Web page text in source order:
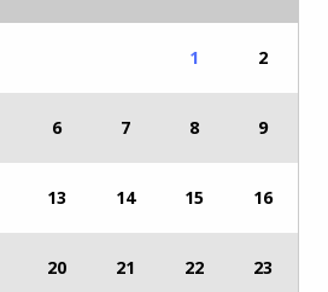
1 2
6 7 8 9
13 14 15 16
20 21 22 23